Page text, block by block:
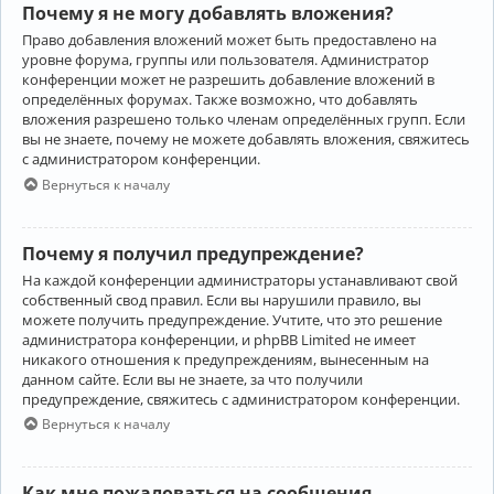
Почему я не могу добавлять вложения?
Право добавления вложений может быть предоставлено на
уровне форума, группы или пользователя. Администратор
конференции может не разрешить добавление вложений в
определённых форумах. Также возможно, что добавлять
вложения разрешено только членам определённых групп. Если
вы не знаете, почему не можете добавлять вложения, свяжитесь
с администратором конференции.
Вернуться к началу
Почему я получил предупреждение?
На каждой конференции администраторы устанавливают свой
собственный свод правил. Если вы нарушили правило, вы
можете получить предупреждение. Учтите, что это решение
администратора конференции, и phpBB Limited не имеет
никакого отношения к предупреждениям, вынесенным на
данном сайте. Если вы не знаете, за что получили
предупреждение, свяжитесь с администратором конференции.
Вернуться к началу